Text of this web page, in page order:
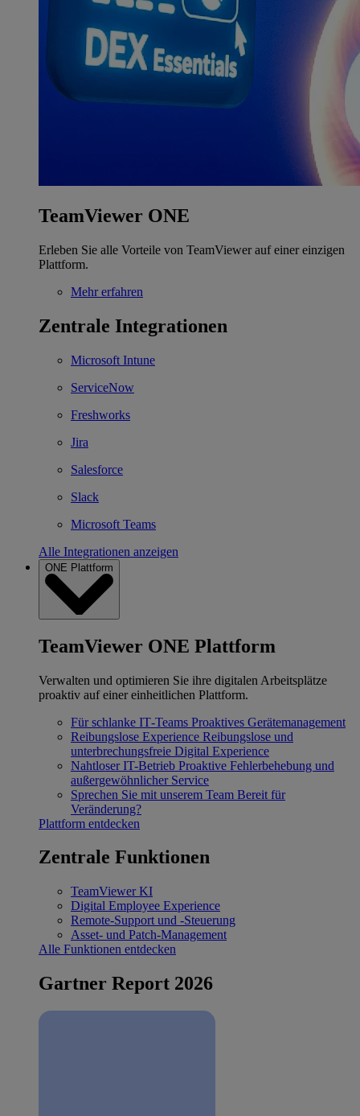
TeamViewer ONE
Erleben Sie alle Vorteile von TeamViewer auf einer einzigen
Plattform.
Mehr erfahren
Zentrale Integrationen
Microsoft Intune
ServiceNow
Freshworks
Jira
Salesforce
Slack
Microsoft Teams
Alle Integrationen anzeigen
ONE Plattform
TeamViewer ONE Plattform
Verwalten und optimieren Sie ihre digitalen Arbeitsplätze
proaktiv auf einer einheitlichen Plattform.
Für schlanke IT‐Teams Proaktives Gerätemanagement
Reibungslose Experience Reibungslose und
unterbrechungsfreie Digital Experience
Nahtloser IT-Betrieb Proaktive Fehlerbehebung und
außergewöhnlicher Service
Sprechen Sie mit unserem Team Bereit für
Veränderung?
Plattform entdecken
Zentrale Funktionen
TeamViewer KI
Digital Employee Experience
Remote-Support und -Steuerung
Asset- und Patch-Management
Alle Funktionen entdecken
Gartner Report 2026